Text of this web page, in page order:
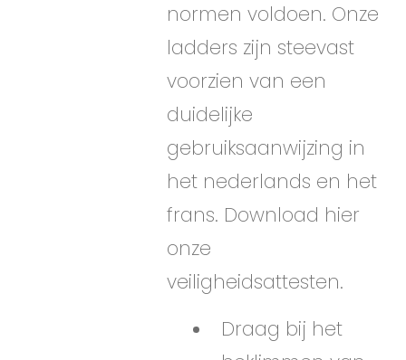
normen voldoen. Onze
ladders zijn steevast
voorzien van een
duidelijke
gebruiksaanwijzing in
het nederlands en het
frans. Download hier
onze
veiligheidsattesten.
Draag bij het